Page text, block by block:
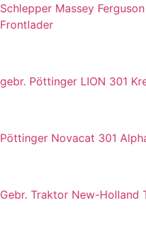
Schlepper Massey
Frontlader
gebr. Pöttinger LION 301
Pöttinger Novacat 301
Gebr. Traktor New-Holland